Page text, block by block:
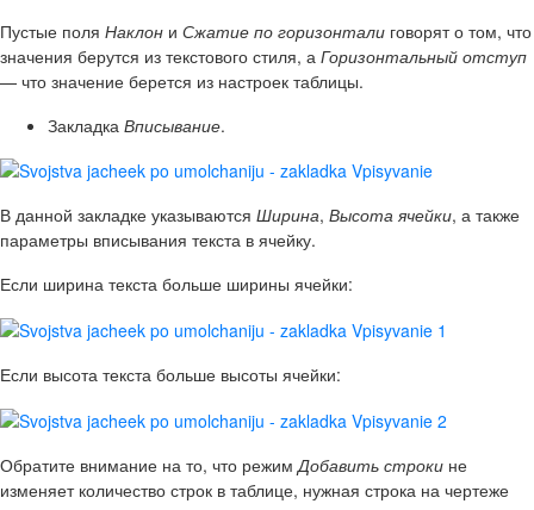
Пустые поля Наклон и Сжатие по горизонтали говорят о том, что
значения берутся из текстового стиля, а Горизонтальный отступ
— что значение берется из настроек таблицы.
Закладка Вписывание.
В данной закладке указываются Ширина, Высота ячейки, а также
параметры вписывания текста в ячейку.
Если ширина текста больше ширины ячейки:
Если высота текста больше высоты ячейки:
Обратите внимание на то, что режимДобавить строки не
изменяет количество строк в таблице, нужная строка на чертеже